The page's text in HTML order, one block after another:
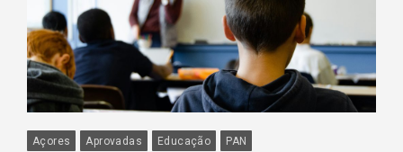
Açores Aprovadas Educação
PAN